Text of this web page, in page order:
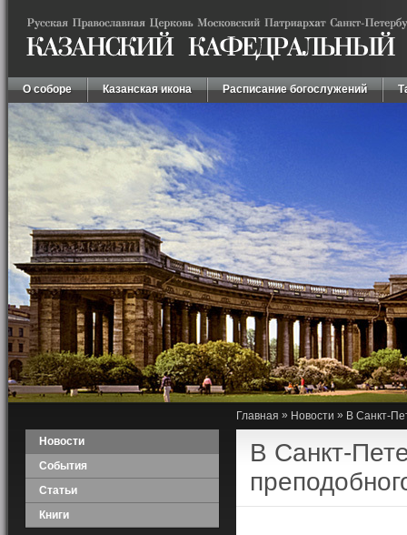
О соборе Казанская икона Расписание богослужений
Новости
События
Статьи
Книги
Главная » Новости » В Санкт-
В Санкт-